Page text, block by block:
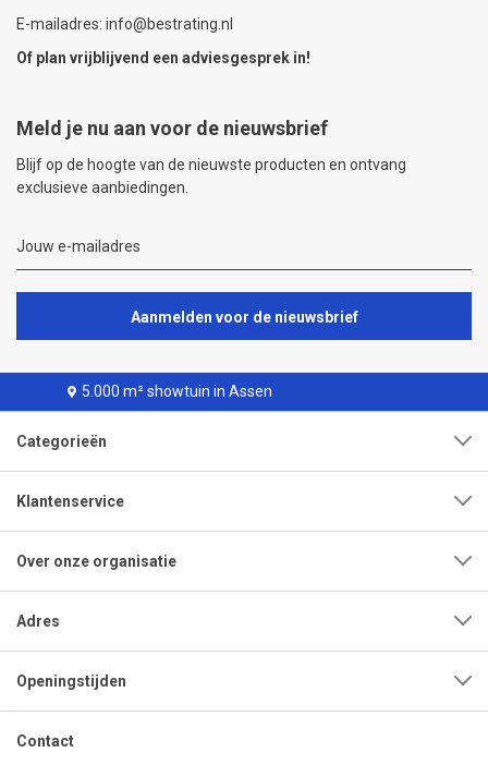
E-mailadres: info@bestrating.nl
Of plan vrijblijvend een adviesgesprek in!
Meld je nu aan voor de nieuwsbrief
Blijf op de hoogte van de nieuwste producten en ontvang
exclusieve aanbiedingen.
Aanmelden voor de nieuwsbrief
m² showtuin in Assen
Categorieën
Klantenservice
Over onze organisatie
Adres
Openingstijden
Contact